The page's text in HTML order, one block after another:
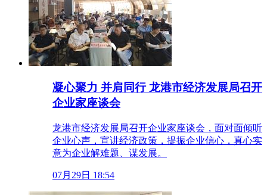
凝心聚力 并肩同行 龙港市经济发展局召开
企业家座谈会
龙港市经济发展局召开企业家座谈会，面对面倾听
企业心声，宣讲经济政策，提振企业信心，真心实
意为企业解难题、谋发展。
07月29日 18:54